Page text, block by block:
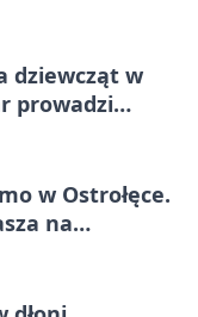
dziewcząt w
prowadzi
w Ostrołęce.
na